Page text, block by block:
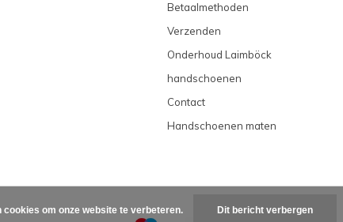
Betaalmethoden
Verzenden
Onderhoud Laimböck
handschoenen
Contact
Handschoenen maten
om onze website te verbeteren. Dit bericht verbergen